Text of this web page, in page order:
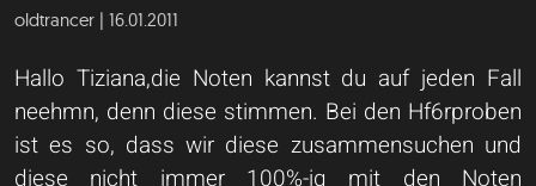
oldtrancer | 16.01.2011
Hallo Tiziana,die Noten kannst du auf jeden Fall
neehmn, denn diese stimmen. Bei den Hf6rproben
ist es so, dass wir diese zusammensuchen und
diese nicht immer 100%-ig mit den Noten